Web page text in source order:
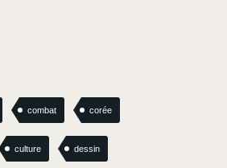
combat corée
culture dessin